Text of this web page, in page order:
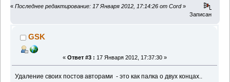
« Последнее редактирование: 17 Января 2012, 17:14:26 от Cord»
Записан
GSK
« Ответ #3 : 17 Января 2012, 17:37:30 »
Удаление своих постов авторами - это как палка о двух концах..